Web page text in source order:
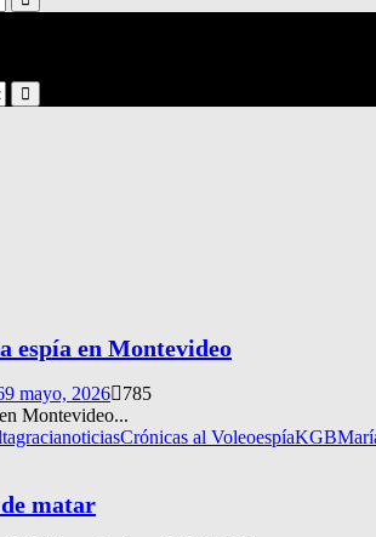
Search
Search
espía en Montevideo
9 mayo, 2026
785
Montevideo...
Crónicas al VoleoespíaKGB
matar